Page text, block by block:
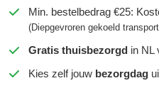
Min. bestelbedrag €25:
(Diepgevroren gekoeld
Gratis thuisbezorgd in NL
Kies zelf jouw bezorgdag